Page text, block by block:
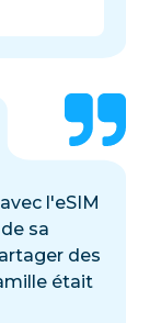
l'eSIM
sa
des
était